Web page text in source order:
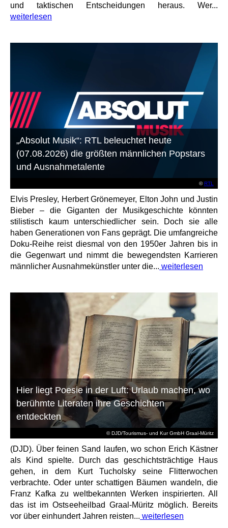
und taktischen Entscheidungen heraus. Wer...
weiterlesen
©RTL
„Absolut Musik“: RTL beleuchtet heute
(07.08.2026) die größten männlichen Popstars
und Ausnahmetalente
Elvis Presley, Herbert Grönemeyer, Elton John und Justin
Bieber – die Giganten der Musikgeschichte könnten
stilistisch kaum unterschiedlicher sein. Doch sie alle
haben Generationen von Fans geprägt. Die umfangreiche
Doku-Reihe reist diesmal von den 1950er Jahren bis in
die Gegenwart und nimmt die bewegendsten Karrieren
männlicher Ausnahmekünstler unter die... weiterlesen
© DJD/Tourismus- und Kur GmbH Graal-Müritz
Hier liegt Poesie in der Luft: Urlaub machen, wo
berühmte Literaten ihre Geschichten
entdeckten
(DJD). Über feinen Sand laufen, wo schon Erich Kästner
als Kind spielte. Durch das geschichtsträchtige Haus
gehen, in dem Kurt Tucholsky seine Flitterwochen
verbrachte. Oder unter schattigen Bäumen wandeln, die
Franz Kafka zu weltbekannten Werken inspirierten. All
das ist im Ostseeheilbad Graal-Müritz möglich. Bereits
vor über einhundert Jahren reisten... weiterlesen